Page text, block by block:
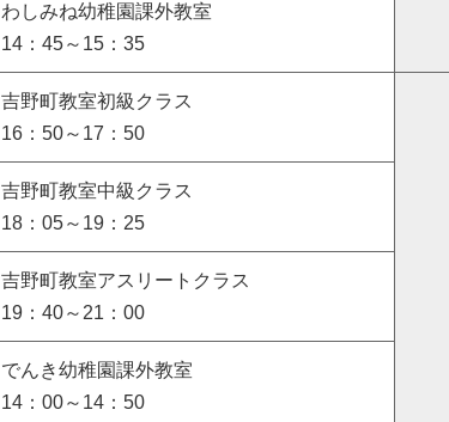
わしみね幼稚園課外教室
14：45～15：35
吉野町教室初級クラス
16：50～17：50
吉野町教室中級クラス
18：05～19：25
吉野町教室アスリートクラス
19：40～21：00
でんき幼稚園課外教室
14：00～14：50